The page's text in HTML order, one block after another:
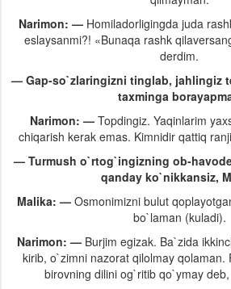
Narimon: — Homiladorligingda juda
eslaysanmi?! «Bunaqa rashk
derdim.
— Gap-so`zlaringizni tinglab, jahlingiz
taxminga
Narimon: — Topdingiz. Yaqinlarim
chiqarish kerak emas. Kimnidir qattiq
— Turmush o`rtog`ingizning ob-
qanday ko`nikkansiz,
Malika: — Osmonimizni bulut
bo`laman (kuladi).
Narimon: — Burjim egizak. Ba`zida
kirib, o`zimni nazorat qilolmay qolaman.
birovning dilini og`ritib qo`ymay